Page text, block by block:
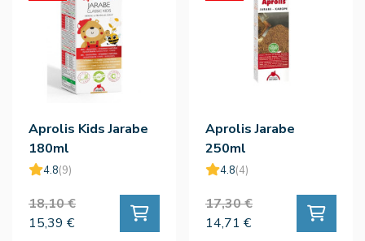
Aprolis Kids Jarabe
180ml
4.8(9)
18,10 €
15,39 €
Aprolis Jarabe
250ml
4.8(4)
17,30 €
14,71 €